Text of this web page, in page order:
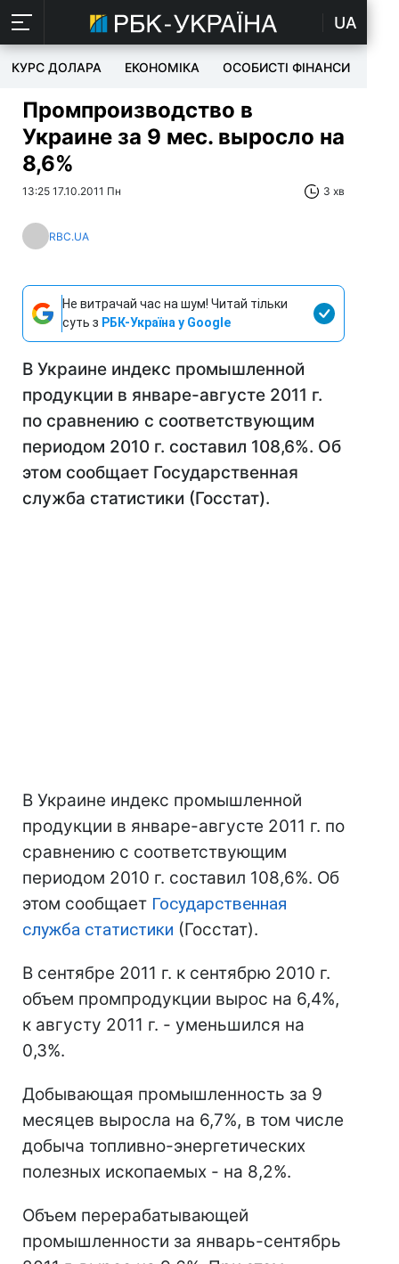
UA
КУРС ДОЛАРА ЕКОНОМІКА ОСОБИСТІ ФІНАНСИ
Промпроизводство в
Украине за 9 мес. выросло на
8,6%
13:25 17.10.2011 Пн 3 хв
RBC.UA
Не витрачай час на шум! Читай тільки
суть з РБК-Україна у Google
В Украине индекс промышленной
продукции в январе-августе 2011 г.
по сравнению с соответствующим
периодом 2010 г. составил 108,6%. Об
этом сообщает Государственная
служба статистики (Госстат).
В Украине индекс промышленной
продукции в январе-августе 2011 г. по
сравнению с соответствующим
периодом 2010 г. составил 108,6%. Об
этом сообщает Государственная
служба статистики (Госстат).
В сентябре 2011 г. к сентябрю 2010 г.
объем промпродукции вырос на 6,4%,
к августу 2011 г. - уменьшился на
0,3%.
Добывающая промышленность за 9
месяцев выросла на 6,7%, в том числе
добыча топливно-энергетических
полезных ископаемых - на 8,2%.
Объем перерабатывающей
промышленности за январь-сентябрь